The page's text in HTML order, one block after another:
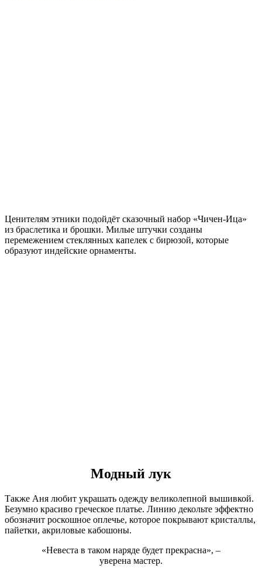
Ценителям этники подойдёт сказочный набор «Чичен-Ица»
из браслетика и брошки. Милые штучки созданы
перемежением стеклянных капелек с бирюзой, которые
образуют индейские орнаменты.
Модный лук
Также Аня любит украшать одежду великолепной вышивкой.
Безумно красиво греческое платье. Линию декольте эффектно
обозначит роскошное оплечье, которое покрывают кристаллы,
пайетки, акриловые кабошоны.
«Невеста в таком наряде будет прекрасна», –
уверена мастер.